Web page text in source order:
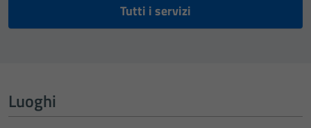
Tutti i servizi
Luoghi